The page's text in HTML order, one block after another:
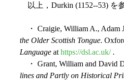
以上，Durkin (1152--53) を
・ Craigie, William A., Adam
the Older Scottish Tongue.
Language at https://dsl.ac.uk/.
・ Grant, William and David
lines and Partly on Historical